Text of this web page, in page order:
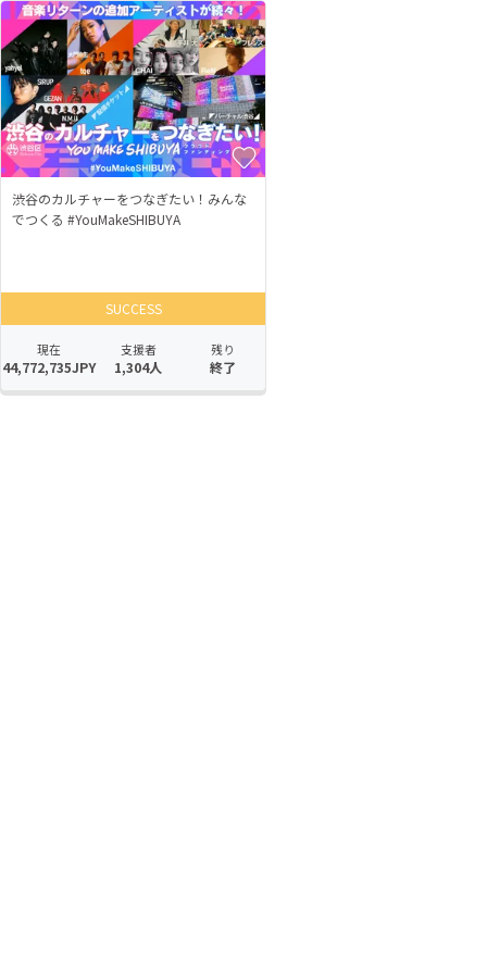
渋谷のカルチャーをつなぎたい！みんな
でつくる #YouMakeSHIBUYA
SUCCESS
現在
44,772,735JPY
支援者
1,304人
残り
終了